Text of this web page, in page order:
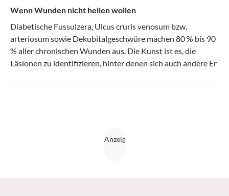
Wenn Wunden nicht heilen wollen
Diabetische Fussulzera, Ulcus cruris venosum bzw.
arteriosum sowie Dekubitalgeschwüre machen 80 % bis 90
% aller chronischen Wunden aus. Die Kunst ist es, die
Läsionen zu identifizieren, hinter denen sich auch andere Er